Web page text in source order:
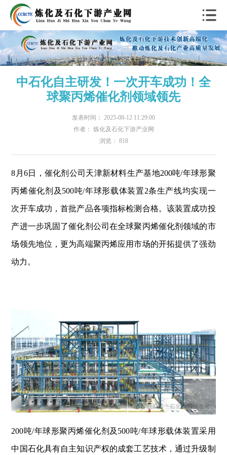
中石化自主研发！一次开车成功！全
球聚丙烯催化剂领域领先
发表时间： 2025-08-12 11:29:00
作者： 炼化及石化下游产业网
浏览： 818
8月6日，催化剂公司天津新材料生产基地200吨/年球形聚
丙烯催化剂及500吨/年球形载体装置2条生产线均实现一
次开车成功，首批产品各项指标检测合格。该装置成功投
产进一步巩固了催化剂公司在全球聚丙烯催化剂领域的市
场领先地位，更为高端聚丙烯应用市场的开拓提供了强劲
动力。
200吨/年球形聚丙烯催化剂及500吨/年球形载体装置采用
中国石化具有自主知识产权的成套工艺技术，通过升级制